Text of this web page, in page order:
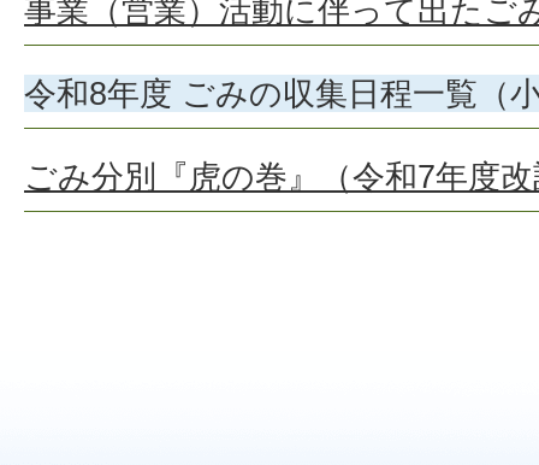
事業（営業）活動に伴って出たご
令和8年度 ごみの収集日程一覧（
ごみ分別『虎の巻』（令和7年度